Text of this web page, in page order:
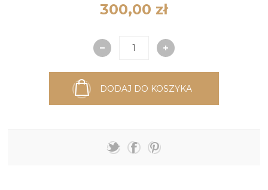
300,00 zł
DODAJ DO KOSZYKA